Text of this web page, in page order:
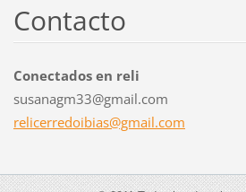
Contacto
Conectados en reli
susanagm33@gmail.com
relicerredoibias@gmail.com